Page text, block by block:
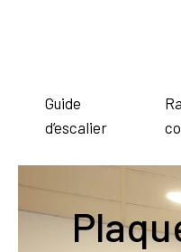
Guide
d’escalier